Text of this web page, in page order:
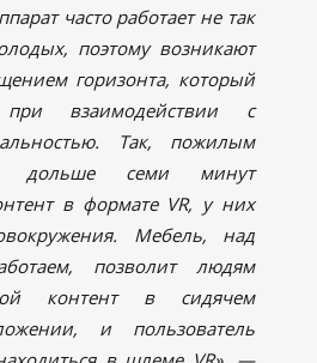
часто работает не так
поэтому возникают
горизонта, который
взаимодействии с
Так, пожилым
дольше семи минут
в формате VR, у них
Мебель, над
позволит людям
контент в сидячем
и пользователь